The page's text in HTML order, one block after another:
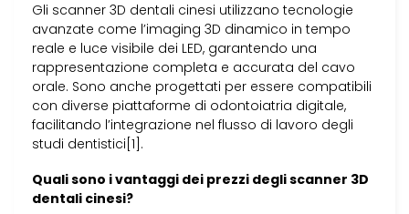
Gli scanner 3D dentali cinesi utilizzano tecnologie
avanzate come l’imaging 3D dinamico in tempo
reale e luce visibile dei LED, garantendo una
rappresentazione completa e accurata del cavo
orale. Sono anche progettati per essere compatibili
con diverse piattaforme di odontoiatria digitale,
facilitando l’integrazione nel flusso di lavoro degli
studi dentistici[1].
Quali sono i vantaggi dei prezzi degli scanner 3D
dentali cinesi?